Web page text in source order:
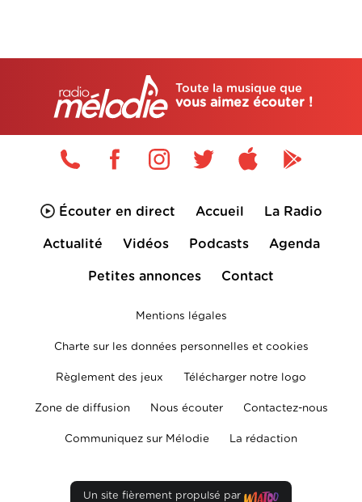
Toute la musique que
vous aimez écouter !
Écouter en direct Accueil La Radio
Actualité Vidéos Podcasts Agenda
Petites annonces Contact
Mentions légales
Charte sur les données personnelles et cookies
Règlement des jeux Télécharger notre logo
Zone de diffusion Nous écouter Contactez-nous
Communiquez sur Mélodie La rédaction
Un site fièrement propulsé par